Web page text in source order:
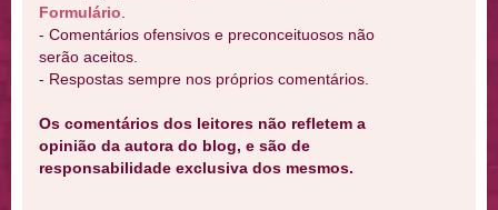
Formulário
- Comentários ofensivos e preconceituosos não
serão aceitos.
- Respostas sempre nos próprios comentários.
Os comentários dos leitores não refletem a
opinião da autora do blog, e são de
responsabilidade exclusiva dos mesmos.